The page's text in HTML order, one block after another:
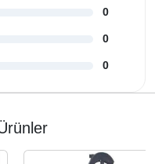
0
0
0